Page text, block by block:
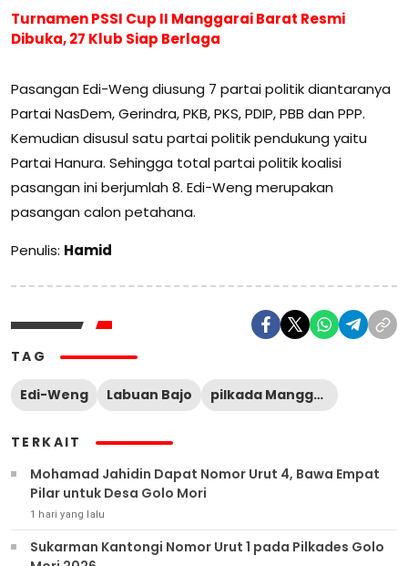
Turnamen PSSI Cup II Manggarai Barat Resmi
Dibuka, 27 Klub Siap Berlaga
Pasangan Edi-Weng diusung 7 partai politik diantaranya
Partai NasDem, Gerindra, PKB, PKS, PDIP, PBB dan PPP.
Kemudian disusul satu partai politik pendukung yaitu
Partai Hanura. Sehingga total partai politik koalisi
pasangan ini berjumlah 8. Edi-Weng merupakan
pasangan calon petahana.
Penulis: Hamid
TAG
Edi-Weng Labuan Bajo pilkada Manggarai Barat
TERKAIT
Mohamad Jahidin Dapat Nomor Urut 4, Bawa Empat
Pilar untuk Desa Golo Mori
1 hari yang lalu
Sukarman Kantongi Nomor Urut 1 pada Pilkades Golo